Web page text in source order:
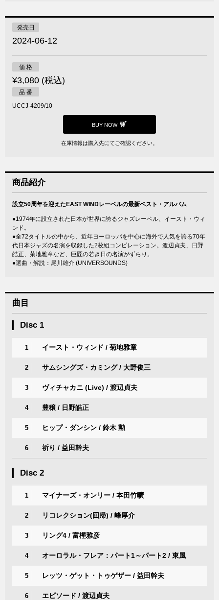
発売日
2024-06-12
価 格
¥3,080 (税込)
品 番
UCCJ-4209/10
BUY NOW
在庫情報は購入先にてご確認ください。
商品紹介
設立50周年を迎えたEAST WINDレーベルの最新ベスト・アルバム
●1974年に設立された日本が世界に誇るジャズレーベル、イースト・ウィ
ンド。
●全72タイトルの中から、近年ヨーロッパを中心に海外で人気を誇る70年
代日本ジャズの名演を収録した2枚組コンピレーション。渡辺貞夫、日野
皓正、菊地雅章など、巨匠の若き日の名演がずらり。
●選曲・解説：尾川雄介 (UNIVERSOUNDS)
曲目
Disc 1
1 イースト・ウィンド / 菊地雅章
2 サムシングズ・カミング / 大野俊三
3 ヴィチャカニ (Live) / 渡辺貞夫
4 豊穣 / 日野皓正
5 ヒップ・ダンシン / 鈴木 勲
6 祈り / 益田幹夫
Disc 2
1 マイナーズ・オンリー / 本田竹曠
2 リコレクション(回帰) / 峰厚介
3 リング4 / 富樫雅彦
4 オーロラル・フレア：パート1～パート2 / 東風
5 レッツ・ゲット・トゥゲザー / 益田幹夫
6 エピソード / 渡辺貞夫